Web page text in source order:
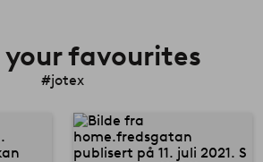
your favourites
#jotex